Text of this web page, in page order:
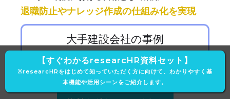
退職防止やナレッジ作成の仕組み化を実現
大手建設会社の事例
従業員数：1万名以上
【すぐわかるresearcHR資料セット】
※researcHRをはじめて知っていただく方に向けて、わかりやすく基
本機能や活用シーンをご紹介します。